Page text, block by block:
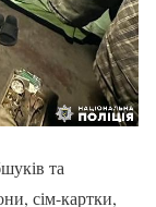
та
сім-картки,